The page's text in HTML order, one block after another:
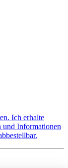
Ich erhalte
und Informationen